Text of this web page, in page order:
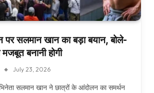
पर सलमान खान का बड़ा बयान, बोले-
मजबूत बनानी होगी
July 23, 2026
सलमान खान ने छात्रों के आंदोलन का समर्थन